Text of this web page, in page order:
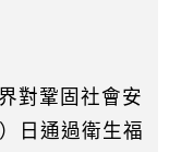
對鞏固社會安
日通過衛生福